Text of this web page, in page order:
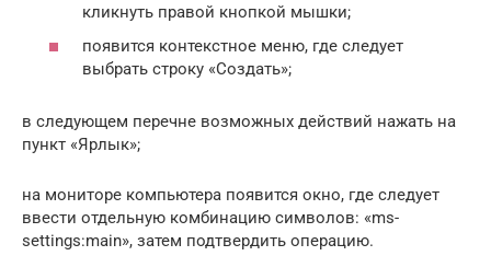
кликнуть правой кнопкой мышки;
появится контекстное меню, где следует
выбрать строку «Создать»;
в следующем перечне возможных действий нажать на
пункт «Ярлык»;
на мониторе компьютера появится окно, где следует
ввести отдельную комбинацию символов: «ms-
settings:main», затем подтвердить операцию.